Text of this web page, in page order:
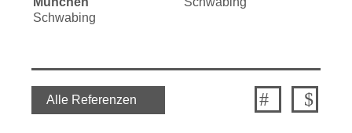
Schwabing
Alle Referenzen